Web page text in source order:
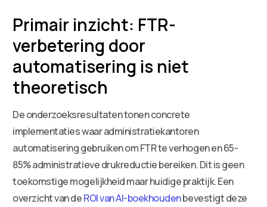
Primair inzicht: FTR-
verbetering door
automatisering is niet
theoretisch
De onderzoeksresultaten tonen concrete
implementaties waar administratiekantoren
automatisering gebruiken om FTR te verhogen en 65-
85% administratieve drukreductie bereiken. Dit is geen
toekomstige mogelijkheid maar huidige praktijk. Een
overzicht van deROI van AI-boekhoudenbevestigt deze